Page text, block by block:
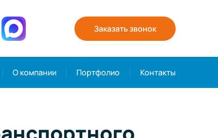
Заказать звонок
О компании Портфолио Контакты